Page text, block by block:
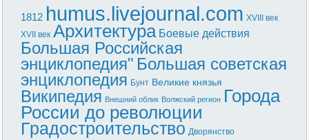
1812 humus.livejournal.com XVIII век
XVII век Архитектура Боевые действия
Большая Российская
энциклопедия" Большая советская
энциклопедия Бунт Великие князья
Википедия Внешний облик Волжский регион Города
России до революции
Градостроительство Дворянство